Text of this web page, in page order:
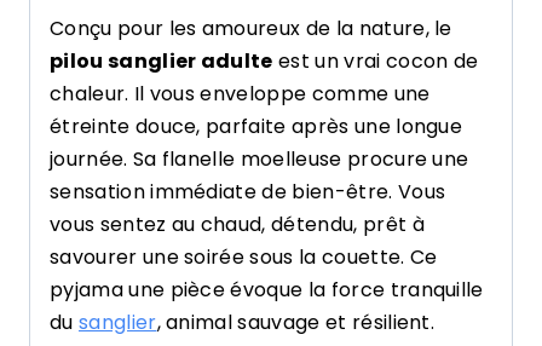
Conçu pour les amoureux de la nature, le
pilou sanglier adulte est un vrai cocon de
chaleur. Il vous enveloppe comme une
étreinte douce, parfaite après une longue
journée. Sa flanelle moelleuse procure une
sensation immédiate de bien-être. Vous
vous sentez au chaud, détendu, prêt à
savourer une soirée sous la couette. Ce
pyjama une pièce évoque la force tranquille
du sanglier, animal sauvage et résilient.